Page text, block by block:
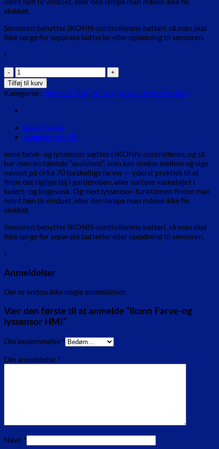
slukket.
Sensoren benytter IKONN-controllerens batteri, så man skal
ikke sørge for separate batterier eller opladning til sensoren.
I
ikonn
Farve-
og
lyssensor
HMI
Tilføj til kurv
Kategorier: Hobby/Fritid, IKONN, Måleudstyr/Værktøj
Beskrivelse
Anmeldelser (0)
enne farve- og lyssensor sættes i IKONN-controlleren, og så
har man en talende “assistent”, som kan skelne mellem og sige
navnet på cirka 70 forskellige farver — yderst praktisk til at
finde det rigtige tøj i garderoben, eller sortere vasketøjet i
kulørt- og kogevask. Og med lyssensor-funktionen finder man
nemt hen til vinduet, eller den lampe man måske ikke fik
slukket.
Sensoren benytter IKONN-controllerens batteri, så man skal
ikke sørge for separate batterier eller opladning til sensoren.
I
Anmeldelser
Der er endnu ikke nogle anmeldelser.
Vær den første til at anmelde “ikonn Farve-og
lyssensor HMI”
Din bedømmelse *
Din anmeldelse *
Navn *